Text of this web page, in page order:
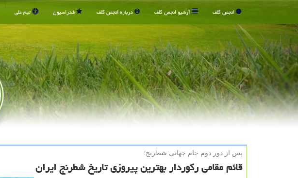
انجمن گلف آرشیو انجمن گلف درباره انجمن گلف فدراسیون تیم ملی
پس از دور دوم جام جهانی شطرنج؛
قائم مقامی ركوردار بهترین پیروزی تاریخ شطرنج ایران